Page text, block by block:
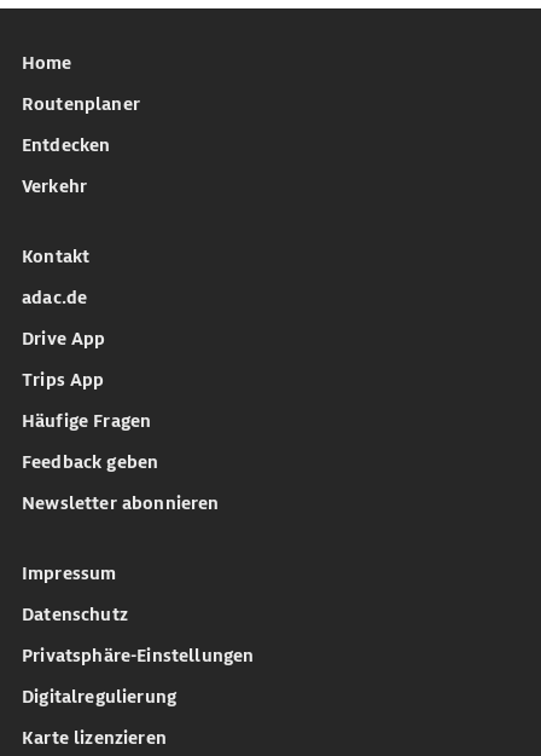
Home
Routenplaner
Entdecken
Verkehr
Kontakt
adac.de
Drive App
Trips App
Häufige Fragen
Feedback geben
Newsletter abonnieren
Impressum
Datenschutz
Privatsphäre-Einstellungen
Digitalregulierung
Karte lizenzieren